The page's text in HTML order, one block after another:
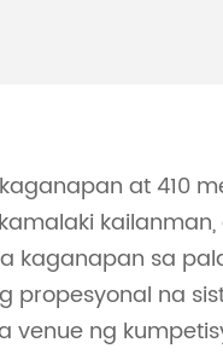
at 410
kaganapan sa
propesyonal na
ng